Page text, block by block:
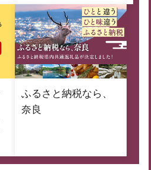
ふるさと納税なら、
奈良